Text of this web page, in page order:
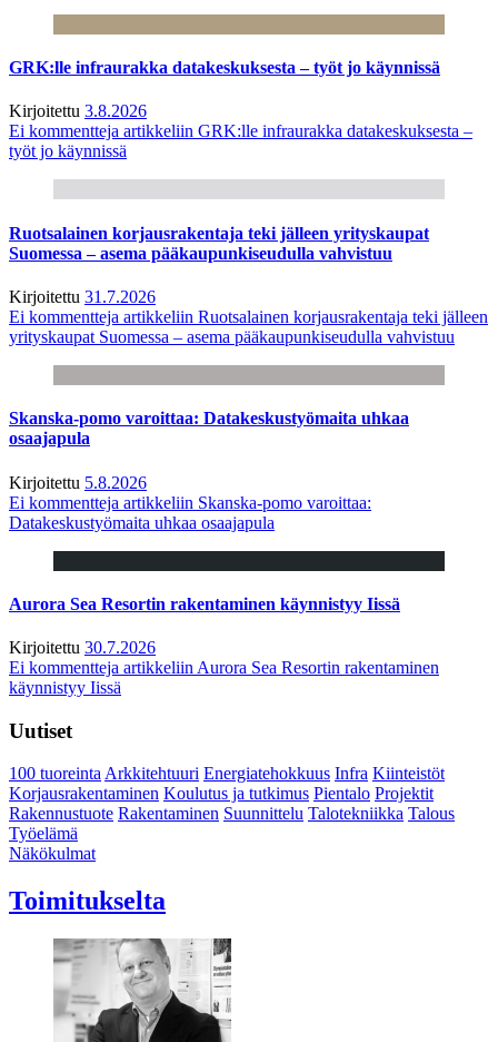
GRK:lle infraurakka datakeskuksesta – työt jo käynnissä
Kirjoitettu 3.8.2026
Ei kommentteja artikkeliin GRK:lle infraurakka datakeskuksesta –
työt jo käynnissä
Ruotsalainen korjausrakentaja teki jälleen yrityskaupat
Suomessa – asema pääkaupunkiseudulla vahvistuu
Kirjoitettu 31.7.2026
Ei kommentteja artikkeliin Ruotsalainen korjausrakentaja teki jälleen
yrityskaupat Suomessa – asema pääkaupunkiseudulla vahvistuu
Skanska-pomo varoittaa: Datakeskustyömaita uhkaa
osaajapula
Kirjoitettu 5.8.2026
Ei kommentteja artikkeliin Skanska-pomo varoittaa:
Datakeskustyömaita uhkaa osaajapula
Aurora Sea Resortin rakentaminen käynnistyy Iissä
Kirjoitettu 30.7.2026
Ei kommentteja artikkeliin Aurora Sea Resortin rakentaminen
käynnistyy Iissä
Uutiset
100 tuoreintaArkkitehtuuri Energiatehokkuus Infra Kiinteistöt
Korjausrakentaminen Koulutus ja tutkimus Pientalo Projektit
Rakennustuote Rakentaminen Suunnittelu Talotekniikka Talous
Työelämä
Näkökulmat
Toimitukselta